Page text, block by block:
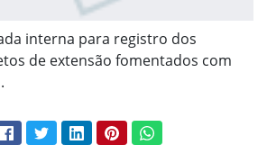
interna para registro dos
de extensão fomentados com
conteúdo:
FacebookTwitterLinkedInPinterestWhatsApp